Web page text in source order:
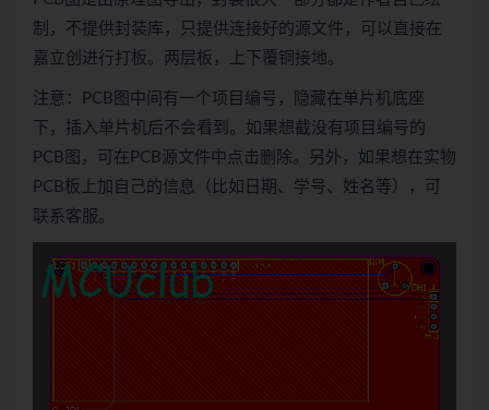
制，不提供封装库，只提供连接好的源文件，可以直接在
嘉立创进行打板。两层板，上下覆铜接地。
注意：PCB图中间有一个项目编号，隐藏在单片机底座
下，插入单片机后不会看到。如果想截没有项目编号的
PCB图，可在PCB源文件中点击删除。另外，如果想在实物
PCB板上加自己的信息（比如日期、学号、姓名等），可
联系客服。